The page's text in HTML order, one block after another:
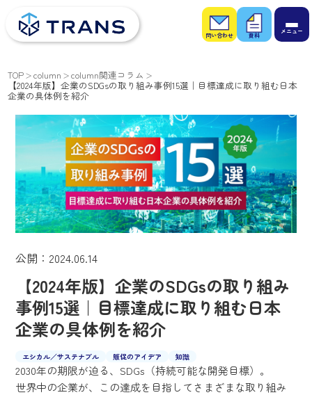
お問
い合
わせ
お役
立ち
資料
TOP column column関連コラム
【2024年版】企業のSDGsの取り組み事例15選｜目標達成に取り組む日本
企業の具体例を紹介
公開：2024.06.14
【2024年版】企業のSDGsの取り組み
事例15選｜目標達成に取り組む日本
企業の具体例を紹介
エシカル／サステナブル 販促のアイデア 知識
2030年の期限が迫る、SDGs（持続可能な開発目標）。
世界中の企業が、この達成を目指してさまざまな取り組み